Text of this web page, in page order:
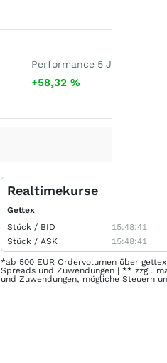
Performance 5 J
+58,32 %
Realtimekurse
Gettex
Stück / BID 15:48:41
Stück / ASK 15:48:41
*ab 500 EUR Ordervolumen über
Spreads und Zuwendungen | ** zzgl.
und Zuwendungen, mögliche Steuern